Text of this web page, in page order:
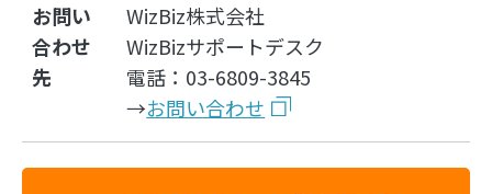
お問い
合わせ
先
WizBiz株式会社
WizBizサポートデスク
電話：03-6809-3845
→お問い合わせ